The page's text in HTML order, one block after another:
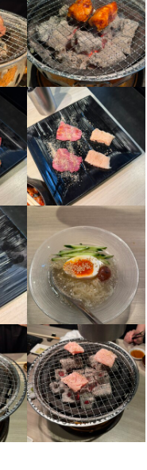
げましょう！
です。独立支援制度や
て、店舗運営のノウハ
躍中のアットホームな
ートします。
2F